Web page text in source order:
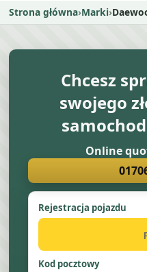
Strona główna Marki
Chcesz
swojego
Online
Rejestracja pojazdu
Kod pocztowy